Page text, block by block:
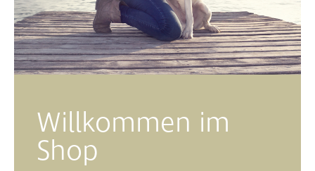
Willkommen im
Shop